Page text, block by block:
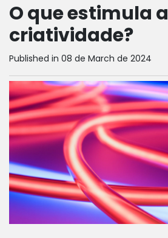
O que estimula a
criatividade?
Published in 08 de March de 2024